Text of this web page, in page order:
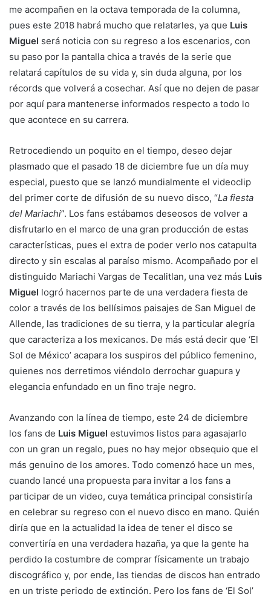
me acompañen en la octava temporada de la columna,
pues este 2018 habrá mucho que relatarles, ya que Luis
Miguel será noticia con su regreso a los escenarios, con
su paso por la pantalla chica a través de la serie que
relatará capítulos de su vida y, sin duda alguna, por los
récords que volverá a cosechar. Así que no dejen de pasar
por aquí para mantenerse informados respecto a todo lo
que acontece en su carrera.
Retrocediendo un poquito en el tiempo, deseo dejar
plasmado que el pasado 18 de diciembre fue un día muy
especial, puesto que se lanzó mundialmente el videoclip
del primer corte de difusión de su nuevo disco, “La fiesta
del Mariachi”. Los fans estábamos deseosos de volver a
disfrutarlo en el marco de una gran producción de estas
características, pues el extra de poder verlo nos catapulta
directo y sin escalas al paraíso mismo. Acompañado por el
distinguido Mariachi Vargas de Tecalitlan, una vez más Luis
Miguel logró hacernos parte de una verdadera fiesta de
color a través de los bellísimos paisajes de San Miguel de
Allende, las tradiciones de su tierra, y la particular alegría
que caracteriza a los mexicanos. De más está decir que ‘El
Sol de México’ acapara los suspiros del público femenino,
quienes nos derretimos viéndolo derrochar guapura y
elegancia enfundado en un fino traje negro.
Avanzando con la línea de tiempo, este 24 de diciembre
los fans de Luis Miguel estuvimos listos para agasajarlo
con un gran un regalo, pues no hay mejor obsequio que el
más genuino de los amores. Todo comenzó hace un mes,
cuando lancé una propuesta para invitar a los fans a
participar de un video, cuya temática principal consistiría
en celebrar su regreso con el nuevo disco en mano. Quién
diría que en la actualidad la idea de tener el disco se
convertiría en una verdadera hazaña, ya que la gente ha
perdido la costumbre de comprar físicamente un trabajo
discográfico y, por ende, las tiendas de discos han entrado
en un triste periodo de extinción. Pero los fans de ‘El Sol’